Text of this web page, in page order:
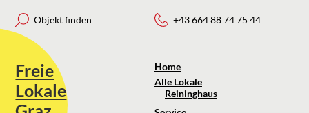
Objekt finden
Freie
Lokale
+43 664 88 74 75 44
Home
Alle Lokale
Reininghaus